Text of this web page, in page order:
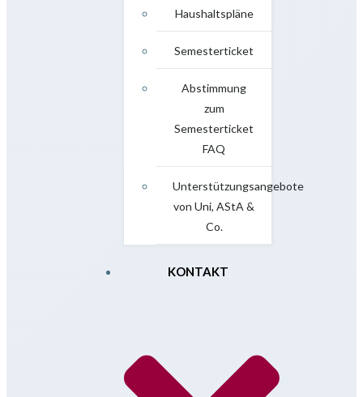
Haushaltspläne
Semesterticket
Abstimmung
zum
Semesterticket
FAQ
Unterstützungsangebote
von Uni, AStA &
Co.
KONTAKT